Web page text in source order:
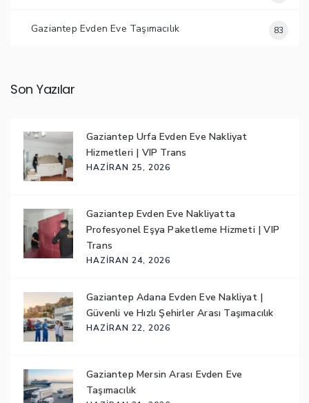
Gaziantep Evden Eve Taşımacılık 83
Son Yazılar
Gaziantep Urfa Evden Eve Nakliyat
Hizmetleri | VIP Trans
HAZIRAN 25, 2026
Gaziantep Evden Eve Nakliyatta
Profesyonel Eşya Paketleme Hizmeti | VIP
Trans
HAZIRAN 24, 2026
Gaziantep Adana Evden Eve Nakliyat |
Güvenli ve Hızlı Şehirler Arası Taşımacılık
HAZIRAN 22, 2026
Gaziantep Mersin Arası Evden Eve
Taşımacılık